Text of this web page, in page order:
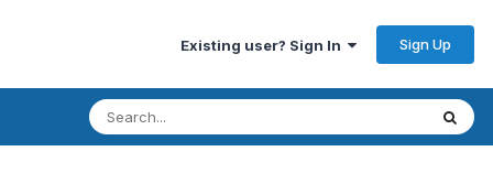
Existing user? Sign In Sign Up